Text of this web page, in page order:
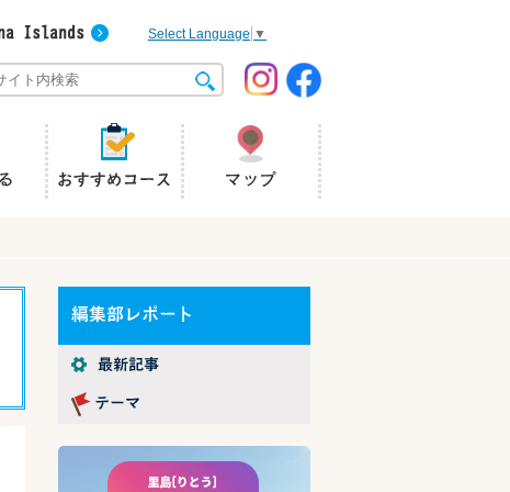
Select Language ▼